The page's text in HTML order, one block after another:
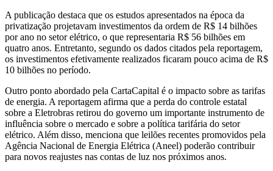
A publicação destaca que os estudos apresentados na época da
privatização projetavam investimentos da ordem de R$ 14 bilhões
por ano no setor elétrico, o que representaria R$ 56 bilhões em
quatro anos. Entretanto, segundo os dados citados pela reportagem,
os investimentos efetivamente realizados ficaram pouco acima de R$
10 bilhões no período.
Outro ponto abordado pela CartaCapital é o impacto sobre as tarifas
de energia. A reportagem afirma que a perda do controle estatal
sobre a Eletrobras retirou do governo um importante instrumento de
influência sobre o mercado e sobre a política tarifária do setor
elétrico. Além disso, menciona que leilões recentes promovidos pela
Agência Nacional de Energia Elétrica (Aneel) poderão contribuir
para novos reajustes nas contas de luz nos próximos anos.